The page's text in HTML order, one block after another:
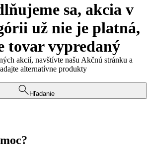
sa, akcia v
už nie je platná,
tovar vypredaný
akcií, navštívte našu Akčnú stránku a
alternatívne produkty
Hľadanie